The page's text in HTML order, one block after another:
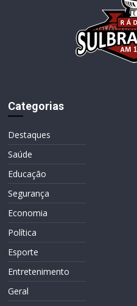
Categorias
Destaques
Saúde
Educação
Segurança
Economia
Política
Esporte
Entretenimento
Geral